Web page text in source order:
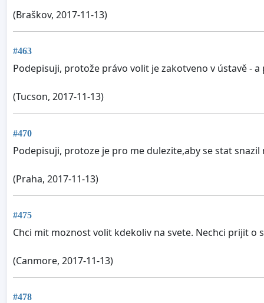
(Braškov, 2017-11-13)
#463
Podepisuji, protože právo volit je zakotveno v ústavě -
(Tucson, 2017-11-13)
#470
Podepisuji, protoze je pro me dulezite,aby se stat
(Praha, 2017-11-13)
#475
Chci mit moznost volit kdekoliv na svete. Nechci prijit o
(Canmore, 2017-11-13)
#478